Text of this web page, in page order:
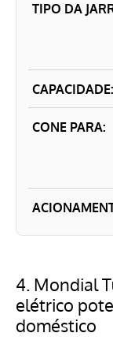
TIPO DA
CAPACIDADE:
CONE PARA:
4. Mondial
elétrico
doméstico